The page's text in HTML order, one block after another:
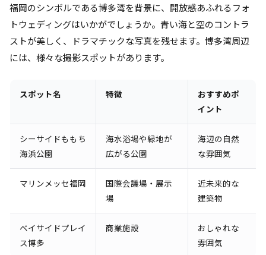
福岡のシンボルである博多湾を背景に、開放感あふれるフォ
トウェディングはいかがでしょうか。青い海と空のコントラ
ストが美しく、ドラマチックな写真を残せます。博多湾周辺
には、様々な撮影スポットがあります。
スポット名 特徴
おすすめポ
イント
シーサイドももち
海浜公園
海水浴場や緑地が
広がる公園
海辺の自然
な雰囲気
マリンメッセ福岡
国際会議場・展示
場
近未来的な
建築物
ベイサイドプレイ
ス博多
商業施設
おしゃれな
雰囲気